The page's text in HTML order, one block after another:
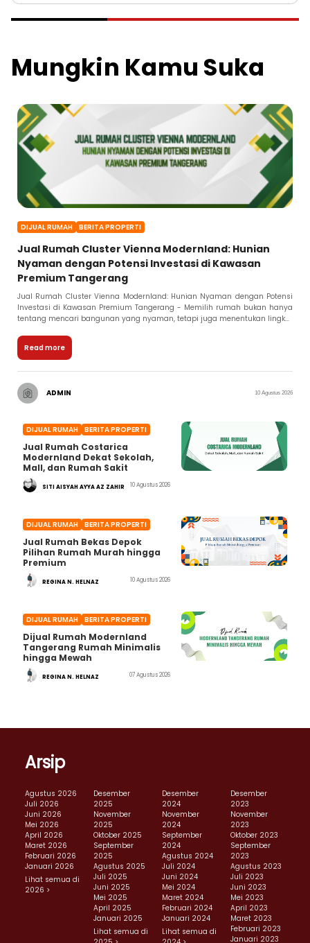
Mungkin Kamu Suka
DIJUAL RUMAH BERITA PROPERTI
Jual Rumah Cluster Vienna Modernland: Hunian
Nyaman dengan Potensi Investasi di Kawasan
Premium Tangerang
Jual Rumah Cluster Vienna Modernland: Hunian Nyaman dengan Potensi
Investasi di Kawasan Premium Tangerang - Memilih rumah bukan hanya
tentang mencari bangunan yang nyaman, tetapi juga menentukan lingk...
Read more
ADMIN 10 Agustus 2026
DIJUAL RUMAH BERITA PROPERTI
Jual Rumah Costarica
Modernland Dekat Sekolah,
Mall, dan Rumah Sakit
SITI AISYAH AYYA AZ ZAHIR 10 Agustus 2026
DIJUAL RUMAH BERITA PROPERTI
Jual Rumah Bekas Depok
Pilihan Rumah Murah hingga
Premium
REGINA N. HELNAZ 10 Agustus 2026
DIJUAL RUMAH BERITA PROPERTI
Dijual Rumah Modernland
Tangerang Rumah Minimalis
hingga Mewah
REGINA N. HELNAZ 07 Agustus 2026
Arsip
Agustus 2026
Juli 2026
Juni 2026
Mei 2026
April 2026
Maret 2026
Februari 2026
Januari 2026
Lihat semua di
2026 >
Desember
2025
November
2025
Oktober 2025
September
2025
Agustus 2025
Juli 2025
Juni 2025
Mei 2025
April 2025
Januari 2025
Lihat semua di
Desember
2024
November
2024
September
2024
Agustus 2024
Juli 2024
Juni 2024
Mei 2024
Maret 2024
Februari 2024
Januari 2024
Lihat semua di
Desember
2023
November
2023
Oktober 2023
September
2023
Agustus 2023
Juli 2023
Juni 2023
Mei 2023
April 2023
Maret 2023
Februari 2023
Januari 2023